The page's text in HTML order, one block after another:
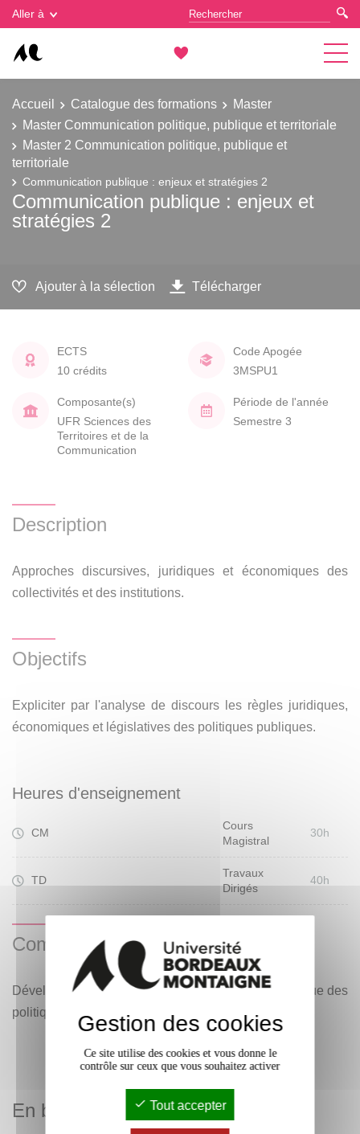
Aller à
Accueil Catalogue des formations
Master
Master Communication politique, publique et territoriale
Master 2 Communication politique, publique et
territoriale
Communication publique : enjeux et stratégies 2
Communication publique : enjeux et
stratégies 2
Ajouter à la sélection Télécharger
ECTS
10 crédits
Code Apogée
3MSPU1
Composante(s)
UFR Sciences des
Territoires et de la
Communication
Période de l'année
Semestre 3
Description
Approches discursives, juridiques et économiques des
collectivités et des institutions.
Objectifs
Expliciter par l'analyse de discours les règles juridiques,
économiques et législatives des politiques publiques.
Heures d'enseignement
CM
Cours
Magistral
30h
TD
Travaux
Dirigés
40h
Compétences visées
Développement d'une expertise dans l'analyse critique des
politiques publiques.
En bref
Gestion des cookies
Gestion des cookies
Ce site utilise des cookies et vous donne le
contrôle sur ceux que vous souhaitez activer
Tout accepter